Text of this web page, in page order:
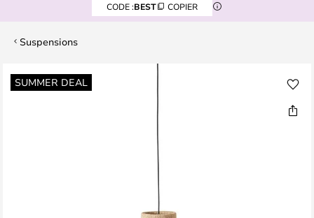
CODE :BEST COPIER
Suspensions
SUMMER DEAL
Skip
to